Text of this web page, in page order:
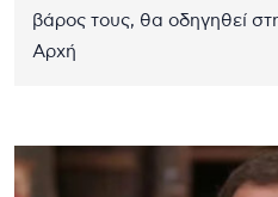
βάρος τους, θα οδηγηθεί
Αρχή